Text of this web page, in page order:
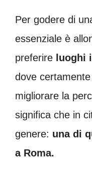
Per godere di
essenziale è
preferire luoghi
dove
migliorare la
significa che in
genere: una di
a Roma.